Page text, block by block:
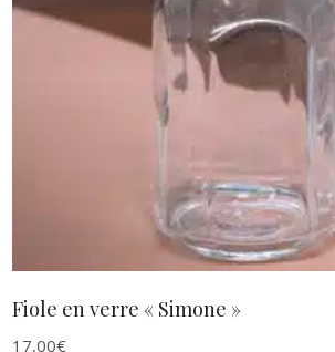
AJOUTER AU PANIER
Fiole en verre « Simone »
17,00€